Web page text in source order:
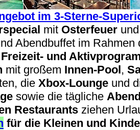
im 3-Sterne-
mit Osterfeuer und
Abendbuffet im Rahmen
Freizeit- und
mit großem Innen-Pool,
die Xbox-Lounge und
sowie die tägliche
Restaurants ziehen
für die Kleinen und